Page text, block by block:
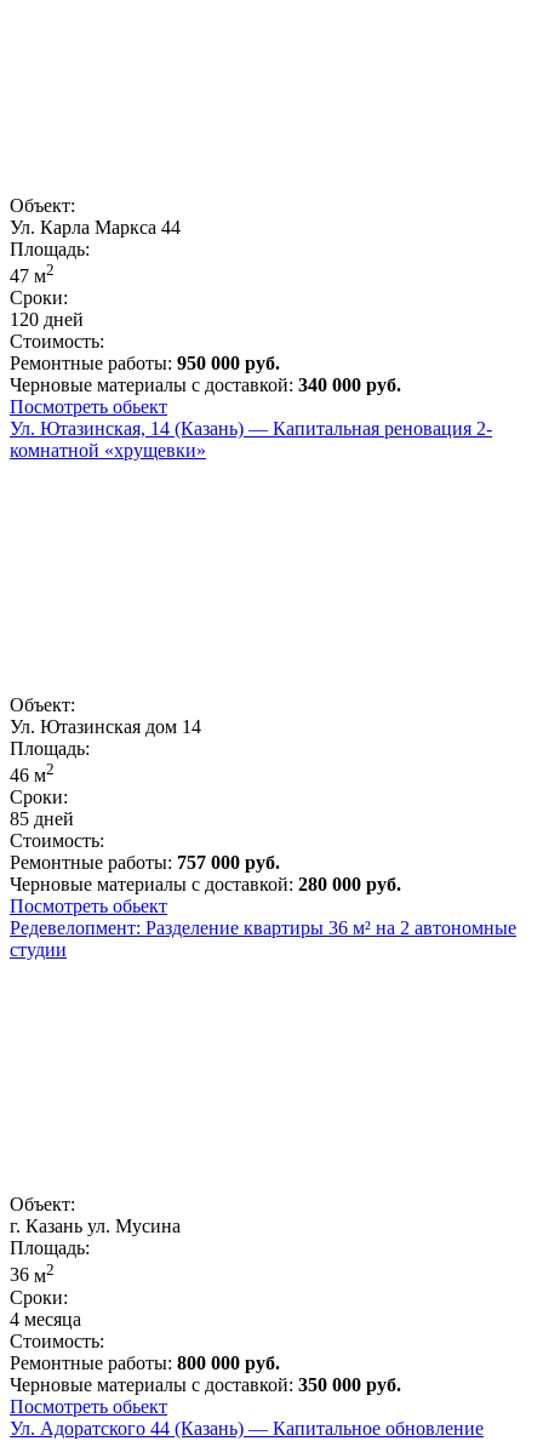
Объект:
Ул. Карла Маркса 44
Площадь:
47 м2
Сроки:
120 дней
Стоимость:
Ремонтные работы: 950 000 руб.
Черновые материалы с доставкой: 340 000 руб.
Посмотреть обьект
Ул. Ютазинская, 14 (Казань) — Капитальная реновация 2-
комнатной «хрущевки»
Объект:
Ул. Ютазинская дом 14
Площадь:
46 м2
Сроки:
85 дней
Стоимость:
Ремонтные работы: 757 000 руб.
Черновые материалы с доставкой: 280 000 руб.
Посмотреть обьект
Редевелопмент: Разделение квартиры 36 м² на 2 автономные
студии
Объект:
г. Казань ул. Мусина
Площадь:
36 м2
Сроки:
4 месяца
Стоимость:
Ремонтные работы: 800 000 руб.
Черновые материалы с доставкой: 350 000 руб.
Посмотреть обьект
Ул. Адоратского 44 (Казань) — Капитальное обновление